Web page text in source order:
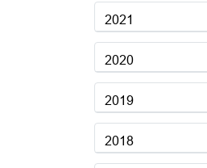
2021
2020
2019
2018